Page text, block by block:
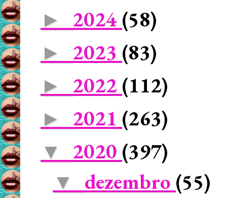
► 2024 (58)
► 2023 (83)
► 2022 (112)
► 2021 (263)
▼ 2020 (397)
▼ dezembro (55)